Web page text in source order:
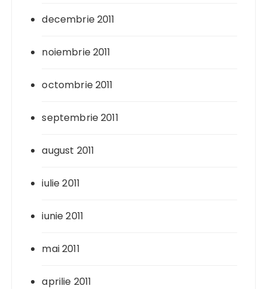
decembrie 2011
noiembrie 2011
octombrie 2011
septembrie 2011
august 2011
iulie 2011
iunie 2011
mai 2011
aprilie 2011